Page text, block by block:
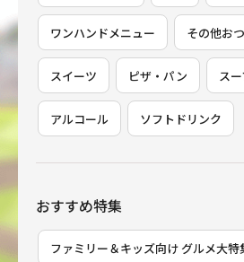
ワンハンドメニュー その他お
スイーツ ピザ・パン ス
アルコール ソフトドリンク
おすすめ特集
ファミリー＆キッズ向け グルメ大特